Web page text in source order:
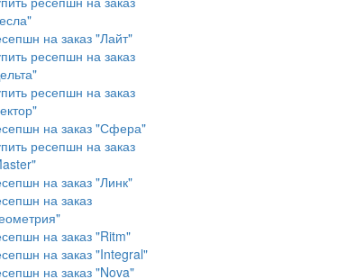
на заказ "Лайт"
ресепшн на заказ
ресепшн на заказ
на заказ "Сфера"
ресепшн на заказ
на заказ "Линк"
на заказ
на заказ "Ritm"
на заказ "Integral"
на заказ "Nova"